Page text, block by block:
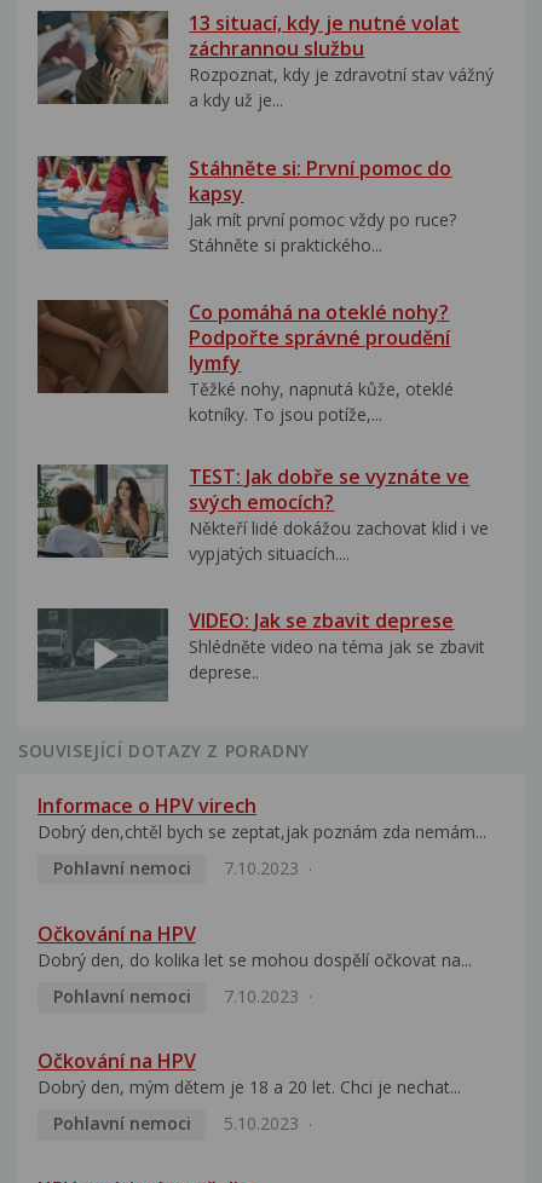
13 situací, kdy je nutné volat
záchrannou službu
Rozpoznat, kdy je zdravotní stav vážný
a kdy už je...
Stáhněte si: První pomoc do
kapsy
Jak mít první pomoc vždy po ruce?
Stáhněte si praktického...
Co pomáhá na oteklé nohy?
Podpořte správné proudění
lymfy
Těžké nohy, napnutá kůže, oteklé
kotníky. To jsou potíže,...
TEST: Jak dobře se vyznáte ve
svých emocích?
Někteří lidé dokážou zachovat klid i ve
vypjatých situacích....
VIDEO: Jak se zbavit deprese
Shlédněte video na téma jak se zbavit
deprese..
SOUVISEJÍCÍ DOTAZY Z PORADNY
Informace o HPV virech
Dobrý den,chtěl bych se zeptat,jak poznám zda nemám...
Pohlavní nemoci
7.10.2023
Očkování na HPV
Dobrý den, do kolika let se mohou dospělí očkovat na...
Pohlavní nemoci
7.10.2023
Očkování na HPV
Dobrý den, mým dětem je 18 a 20 let. Chci je nechat...
Pohlavní nemoci
5.10.2023